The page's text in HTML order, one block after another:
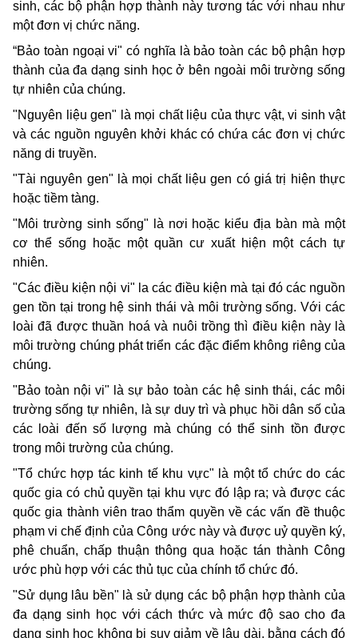
sinh, các bộ phận hợp thành này tương tác với nhau như
một đơn vị chức năng.
“Bảo toàn ngoại vi" có nghĩa là bảo toàn các bộ phận hợp
thành của đa dạng sinh học ở bên ngoài môi trường sống
tự nhiên của chúng.
"Nguyên liệu gen" là mọi chất liệu của thực vật, vi sinh vật
và các nguồn nguyên khởi khác có chứa các đơn vị chức
năng di truyền.
"Tài nguyên gen" là mọi chất liệu gen có giá trị hiện thực
hoặc tiềm tàng.
"Môi trường sinh sống" là nơi hoặc kiểu địa bàn mà một
cơ thể sống hoặc một quần cư xuất hiện một cách tự
nhiên.
"Các điều kiện nội vi" la các điều kiện mà tại đó các nguồn
gen tồn tại trong hệ sinh thái và môi trường sống. Với các
loài đã được thuần hoá và nuôi trồng thì điều kiện này là
môi trường chúng phát triển các đặc điểm không riêng của
chúng.
"Bảo toàn nội vi" là sự bảo toàn các hệ sinh thái, các môi
trường sống tự nhiên, là sự duy trì và phục hồi dân số của
các loài đến số lượng mà chúng có thể sinh tồn được
trong môi trường của chúng.
"Tổ chức hợp tác kinh tế khu vực" là một tổ chức do các
quốc gia có chủ quyền tại khu vực đó lập ra; và được các
quốc gia thành viên trao thẩm quyền về các vấn đề thuộc
phạm vi chế định của Công ước này và được uỷ quyền ký,
phê chuẩn, chấp thuận thông qua hoặc tán thành Công
ước phù hợp với các thủ tục của chính tổ chức đó.
"Sử dụng lâu bền" là sử dụng các bộ phận hợp thành của
đa dạng sinh học với cách thức và mức độ sao cho đa
dạng sinh học không bị suy giảm về lâu dài, bằng cách đó